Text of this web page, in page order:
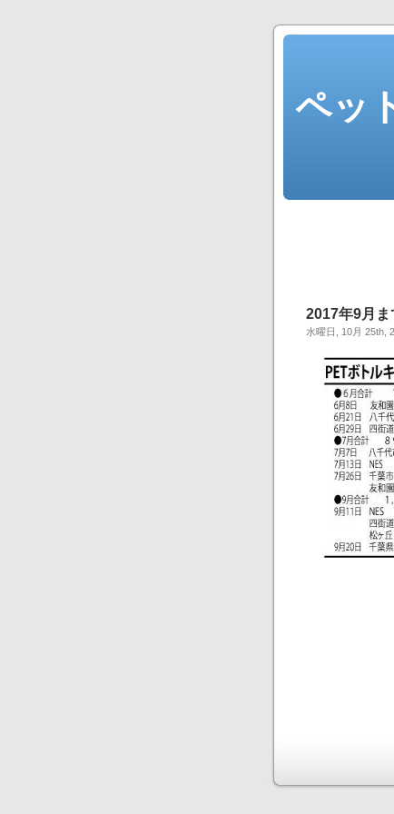
ペッ
2017年9月ま
水曜日, 10月 25th,